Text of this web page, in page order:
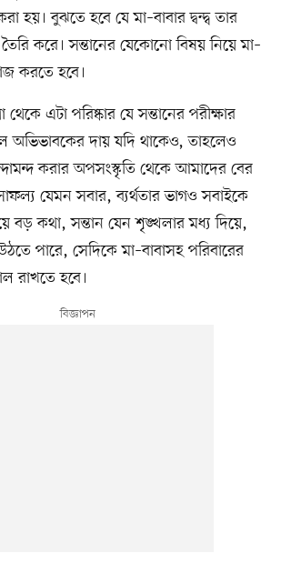
হয়। বুঝতে হবে যে মা–বাবার দ্বন্দ্ব তার
করে। সন্তানের যেকোনো বিষয় নিয়ে মা–
করতে হবে।
এটা পরিষ্কার যে সন্তানের পরীক্ষার
অভিভাবকের দায় যদি থাকেও, তাহলেও
করার অপসংস্কৃতি থেকে আমাদের বের
যেমন সবার, ব্যর্থতার ভাগও সবাইকে
বড় কথা, সন্তান যেন শৃঙ্খলার মধ্য দিয়ে,
পারে, সেদিকে মা–বাবাসহ পরিবারের
রাখতে হবে।